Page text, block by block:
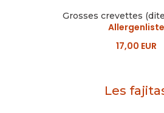
Grosses crevettes
Allergenliste
17,00 EUR
Les